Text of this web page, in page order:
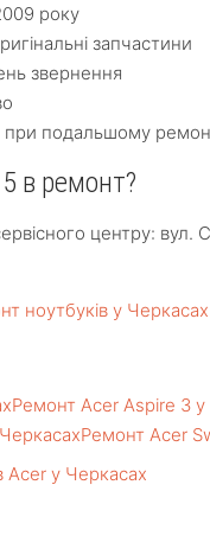
року
запчастини
звернення
при подальшому
в ремонт?
центру:
ноутбуків у Черкасах
Ремонт Acer Aspire 3 у
Ремонт Acer
Acer у Черкасах